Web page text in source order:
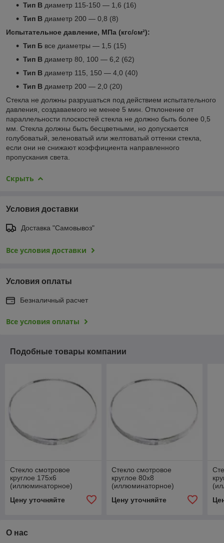
Тип В диаметр 115-150 ― 1,6 (16)
Тип В диаметр 200 ― 0,8 (8)
Испытательное давление, МПа (кгс/см²):
Тип Б все диаметры ― 1,5 (15)
Тип В диаметр 80, 100 ― 6,2 (62)
Тип В диаметр 115, 150 ― 4,0 (40)
Тип В диаметр 200 ― 2,0 (20)
Стекла не должны разрушаться под действием испытательного
давления, создаваемого не менее 5 мин. Отклонение от
параллельности плоскостей стекла не должно быть более 0,5
мм. Стекла должны быть бесцветными, но допускается
голубоватый, зеленоватый или желтоватый оттенки стекла,
если они не снижают коэффициента направленного
пропускания света.
Скрыть
Условия доставки
Доставка "Самовывоз"
Все условия доставки
Условия оплаты
Безналичный расчет
Все условия оплаты
Подобные товары компании
Стекло смотровое
круглое 175х6
(иллюминаторное)
Цену уточняйте
Стекло смотровое
круглое 80х8
(иллюминаторное)
Цену уточняйте
О нас